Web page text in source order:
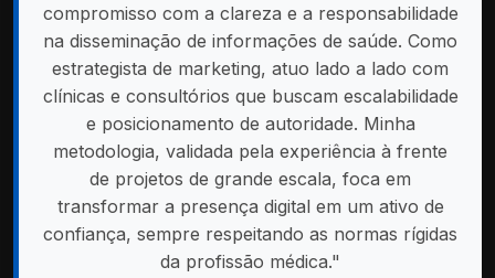
compromisso com a clareza e a responsabilidade
na disseminação de informações de saúde. Como
estrategista de marketing, atuo lado a lado com
clínicas e consultórios que buscam escalabilidade
e posicionamento de autoridade. Minha
metodologia, validada pela experiência à frente
de projetos de grande escala, foca em
transformar a presença digital em um ativo de
confiança, sempre respeitando as normas rígidas
da profissão médica."